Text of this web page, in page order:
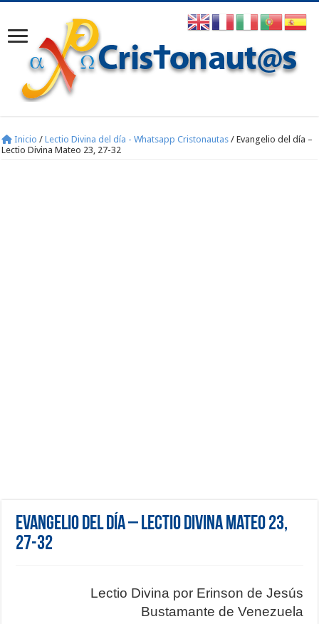
Inicio / Lectio Divina del día - Whatsapp Cristonautas / Evangelio del día –
Lectio Divina Mateo 23, 27-32
Evangelio del día – Lectio Divina Mateo 23,
27-32
Lectio Divina por Erinson de Jesús
Bustamante de Venezuela